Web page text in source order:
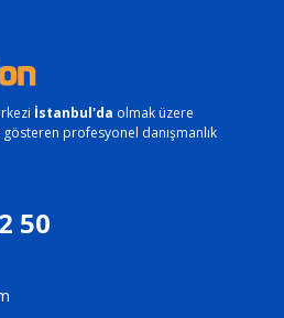
İstanbul'da olmak üzere
profesyonel danışmanlık
50